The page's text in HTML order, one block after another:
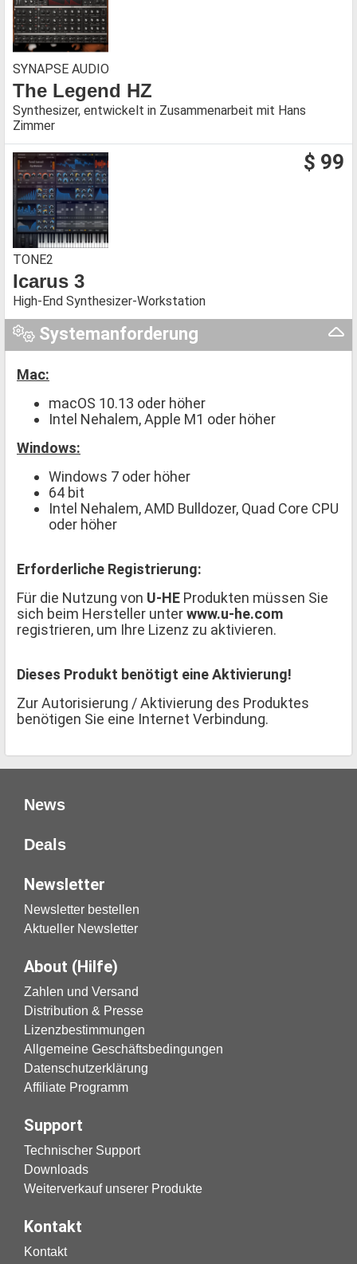
SYNAPSE AUDIO
The Legend HZ
Synthesizer, entwickelt in Zusammenarbeit mit Hans
Zimmer
$ 99
TONE2
Icarus 3
High-End Synthesizer-Workstation
Systemanforderung
Mac:
macOS 10.13 oder höher
Intel Nehalem, Apple M1 oder höher
Windows:
Windows 7 oder höher
64 bit
Intel Nehalem, AMD Bulldozer, Quad Core CPU
oder höher
Erforderliche Registrierung:
Für die Nutzung von U-HE Produkten müssen Sie
sich beim Hersteller unterwww.u-he.com
registrieren, um Ihre Lizenz zu aktivieren.
Dieses Produkt benötigt eine Aktivierung!
Zur Autorisierung / Aktivierung des Produktes
benötigen Sie eine Internet Verbindung.
News
Deals
Newsletter
Newsletter bestellen
Aktueller Newsletter
About (Hilfe)
Zahlen und Versand
Distribution & Presse
Lizenzbestimmungen
Allgemeine Geschäftsbedingungen
Datenschutzerklärung
Affiliate Programm
Support
Technischer Support
Downloads
Weiterverkauf unserer Produkte
Kontakt
Kontakt